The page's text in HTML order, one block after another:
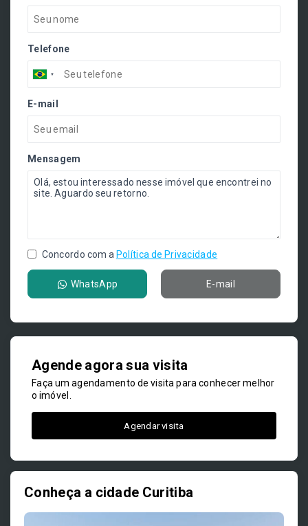
Telefone
E-mail
Mensagem
Concordo com a Política de Privacidade
WhatsApp E-mail
Agende agora sua visita
Faça um agendamento de visita para conhecer melhor
o imóvel.
Agendar visita
Conheça a cidade Curitiba